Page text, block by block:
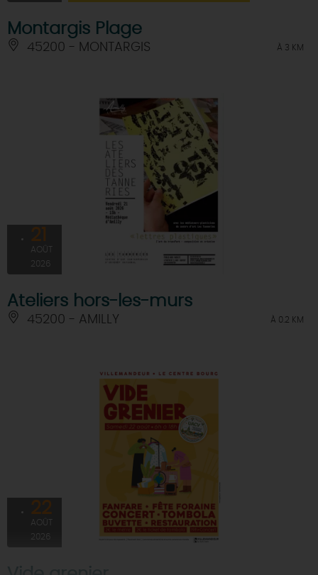
Montargis Plage
45200 - MONTARGIS À 3 KM
21
AOÛT
2026
Ateliers hors-les-murs
45200 - AMILLY À 0.2 KM
22
AOÛT
2026